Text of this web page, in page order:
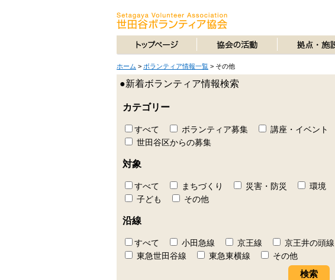
ホーム > ボランティア情報一覧 > その他
●新着ボランティア情報検索
カテゴリー
すべて ボランティア募集 講座・イベント
世田谷区からの募集
対象
すべて まちづくり 災害・防災 環境
子ども
その他
沿線
すべて 小田急線 京王線 京王井の頭線
東急世田谷線
東急東横線 その他